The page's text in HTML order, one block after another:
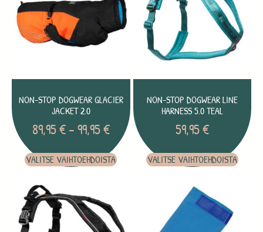
NON-STOP DOGWEAR GLACIER
JACKET 2.0
89,95€ –99,95€
VALITSE VAIHTOEHDOISTA
NON-STOP DOGWEAR LINE
HARNESS 5.0 TEAL
59,95€
VALITSE VAIHTOEHDOISTA